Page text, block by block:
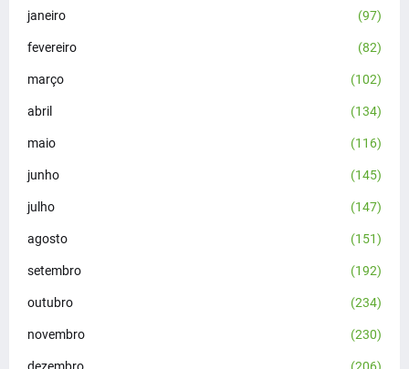
janeiro (97)
fevereiro (82)
março (102)
abril (134)
maio (116)
junho (145)
julho (147)
agosto (151)
setembro (192)
outubro (234)
novembro (230)